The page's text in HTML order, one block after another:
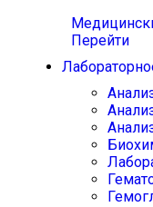
Перейти